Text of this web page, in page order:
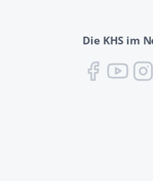
Die KHS im